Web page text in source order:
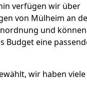
verfügen wir über
von Mülheim an
und
Budget eine
wir haben viele